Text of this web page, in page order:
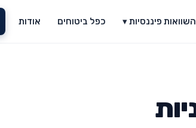
השוואות פיננסיות ▾ כפל ביטוחים אודות